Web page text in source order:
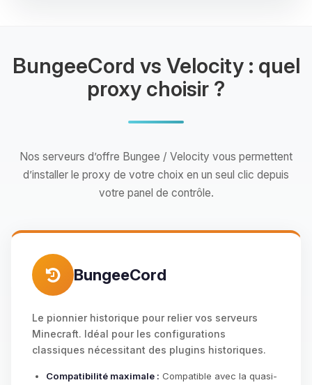
BungeeCord vs Velocity : quel
proxy choisir ?
Nos serveurs d’offre Bungee / Velocity vous permettent
d’installer le proxy de votre choix en un seul clic depuis
votre panel de contrôle.
BungeeCord
Le pionnier historique pour relier vos serveurs
Minecraft. Idéal pour les configurations
classiques nécessitant des plugins historiques.
Compatibilité maximale : Compatible avec la quasi-